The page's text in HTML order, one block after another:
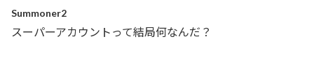
Summoner2
スーパーアカウントって結局何なんだ？